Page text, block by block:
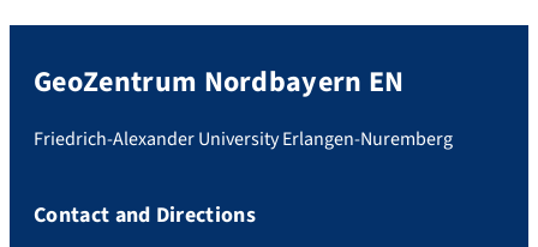
GeoZentrum Nordbayern EN
Friedrich-Alexander University Erlangen-Nuremberg
Contact and Directions